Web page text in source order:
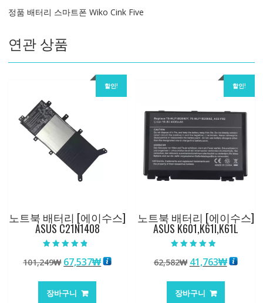
Five
량
정품 배터리 스마트폰 Wiko Cink Five
연관 상품
할인!
노트북 배터리 [에이수스]
ASUS C21N1408
4.50
로 평가됨
101,249₩ 원
가
격:
67,537₩현
장바구니
할인!
노트북 배터리 [에이수스]
ASUS K601,K61I,K61L
4.50
로 평가됨
62,582₩ 원
가
격:
41,763₩현
장바구니